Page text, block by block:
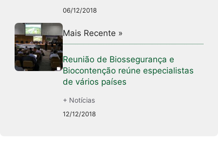
06/12/2018
Mais Recente »
Reunião de Biossegurança e
Biocontenção reúne especialistas
de vários países
+ Notícias
12/12/2018